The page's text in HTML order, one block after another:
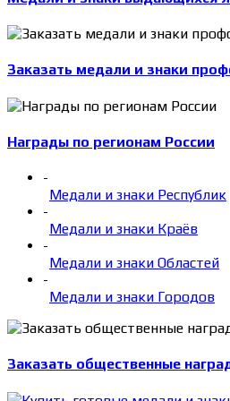
Заказать медали и знаки
Награды по регионам России
-
Медали и знаки Республик
-
Медали и знаки Краёв
-
Медали и знаки Областей
-
Медали и знаки Городов
Заказать общественные